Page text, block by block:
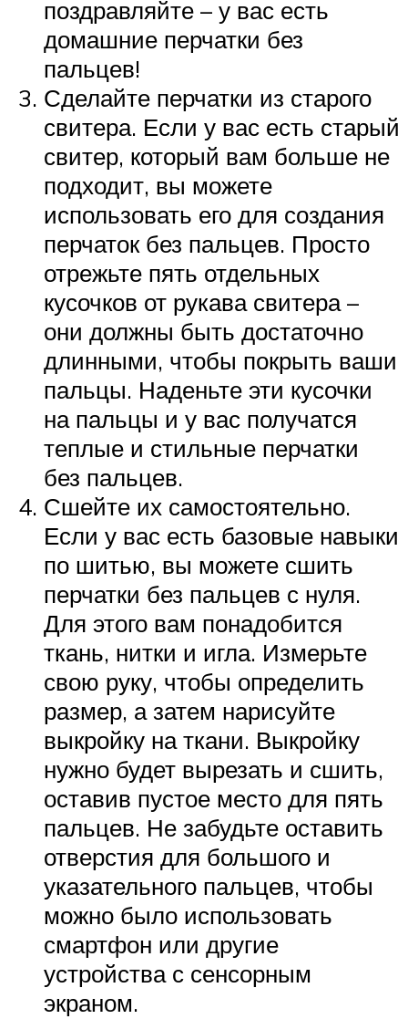
поздравляйте – у вас есть
домашние перчатки без
пальцев!
Сделайте перчатки из старого
свитера. Если у вас есть старый
свитер, который вам больше не
подходит, вы можете
использовать его для создания
перчаток без пальцев. Просто
отрежьте пять отдельных
кусочков от рукава свитера –
они должны быть достаточно
длинными, чтобы покрыть ваши
пальцы. Наденьте эти кусочки
на пальцы и у вас получатся
теплые и стильные перчатки
без пальцев.
Сшейте их самостоятельно.
Если у вас есть базовые навыки
по шитью, вы можете сшить
перчатки без пальцев с нуля.
Для этого вам понадобится
ткань, нитки и игла. Измерьте
свою руку, чтобы определить
размер, а затем нарисуйте
выкройку на ткани. Выкройку
нужно будет вырезать и сшить,
оставив пустое место для пять
пальцев. Не забудьте оставить
отверстия для большого и
указательного пальцев, чтобы
можно было использовать
смартфон или другие
устройства с сенсорным
экраном.